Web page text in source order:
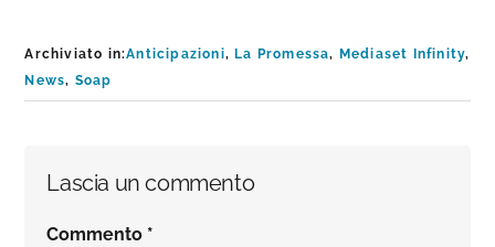
Archiviato in:Anticipazioni, La Promessa, Mediaset Infinity,
News, Soap
Interazioni
del
Lascia un commento
Commento *